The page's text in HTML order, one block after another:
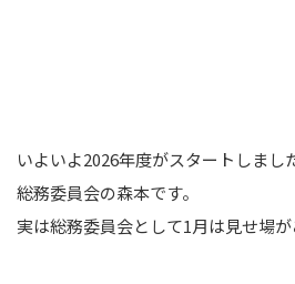
いよいよ2026年度がスタートしまし
総務委員会の森本です。
実は総務委員会として1月は見せ場が